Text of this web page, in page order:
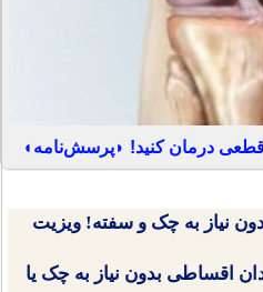
قطعی درمان کنید! ◗پرسش‌نامه◖
نیاز به چک و سفته! ویزیت
اقساطی بدون نیاز به چک یا